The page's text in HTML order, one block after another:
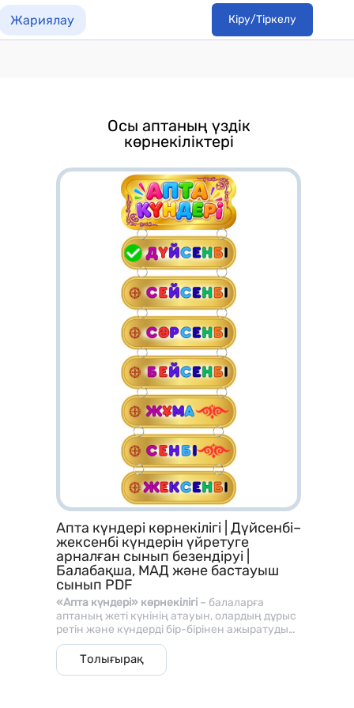
Жариялау Кіру/Тіркелу
Осы аптаның үздік
көрнекіліктері
Апта күндері көрнекілігі | Дүйсенбі–
жексенбі күндерін үйретуге
арналған сынып безендіруі |
Балабақша, МАД және бастауыш
сынып PDF
«Апта күндері» көрнекілігі – балаларға
аптаның жеті күнінің атауын, олардың дұрыс
ретін және күндерді бір-бірінен ажыратуды
үйретуге арналған түрлі-түсті дидактикалық
материал. Жинақта
сәрсенбі, бейсенбі, жұма, сенбі және
Апта күндері.pdf
Толығырақ